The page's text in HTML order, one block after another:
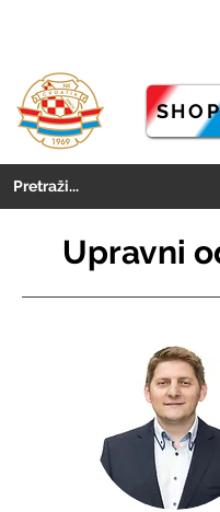
Upravni